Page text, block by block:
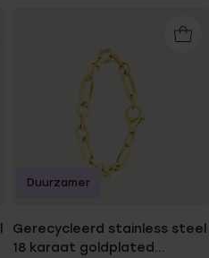
Gerecycleerd stainless steel
18 karaat goldplated
Duurzamer